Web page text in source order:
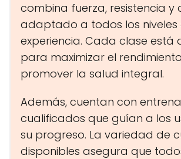
combina fuerza, resistencia y
adaptado a todos los niveles
experiencia. Cada clase está
para maximizar el
promover la salud integral.
Además, cuentan con
cualificados que guían a los
su progreso. La variedad de
disponibles asegura que